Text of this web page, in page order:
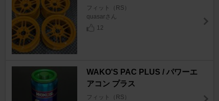
フィット（RS）
quasarさん
12
WAKO'S PAC PLUS / パワーエ
アコン プラス
フィット（RS）